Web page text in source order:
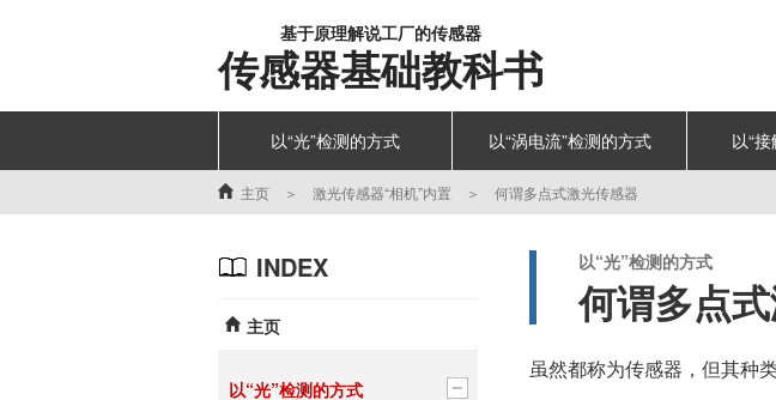
基于原理解说工厂的传感器
传感器基础教科书
以“光”检测的方式 以“涡电流”检测的方式 以“
主页 ＞ 激光传感器“相机”内置 ＞ 何谓多点式激光传感器
以“光”检测的方式
何谓多点
虽然都称为传感器，但其种
INDEX
主页
以“光”检测的方式